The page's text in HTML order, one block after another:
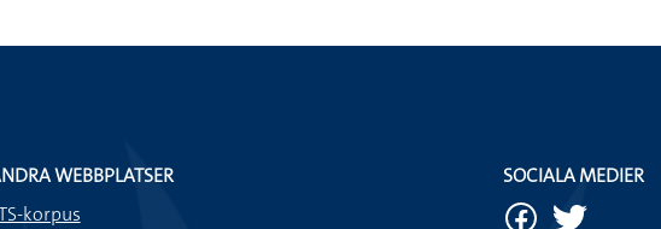
WEBBPLATSER
korpus
SOCIALA MEDIER